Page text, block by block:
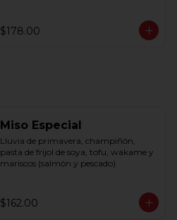
$178.00
Miso Especial
Lluvia de primavera, champiñón,
pasta de frijol de soya, tofu, wakame y
mariscos (salmón y pescado).
$162.00